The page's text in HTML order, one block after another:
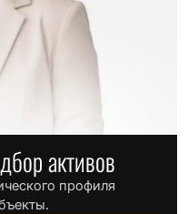
активов
профиля